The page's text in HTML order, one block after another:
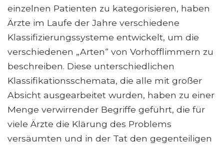
einzelnen Patienten zu kategorisieren, haben
Ärzte im Laufe der Jahre verschiedene
Klassifizierungssysteme entwickelt, um die
verschiedenen „Arten“ von Vorhofflimmern zu
beschreiben. Diese unterschiedlichen
Klassifikationsschemata, die alle mit großer
Absicht ausgearbeitet wurden, haben zu einer
Menge verwirrender Begriffe geführt, die für
viele Ärzte die Klärung des Problems
versäumten und in der Tat den gegenteiligen